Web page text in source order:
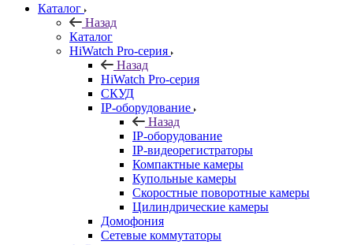
Каталог
Назад
Каталог
HiWatch Pro-серия
Назад
HiWatch Pro-серия
CКУД
IP-оборудование
Назад
IP-оборудование
IP-видеорегистраторы
Компактные камеры
Купольные камеры
Скоростные поворотные камеры
Цилиндрические камеры
Домофония
Сетевые коммутаторы